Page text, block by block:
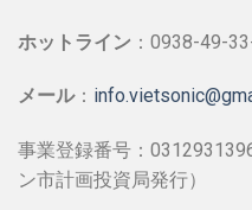
ホットライン ：0938-49-
メール：
事業登録番号：
ン市計画投資局発行）